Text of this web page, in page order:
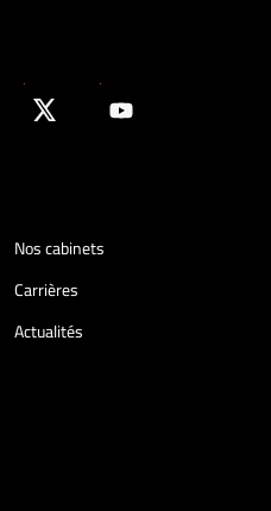
Nos cabinets
Carrières
Actualités